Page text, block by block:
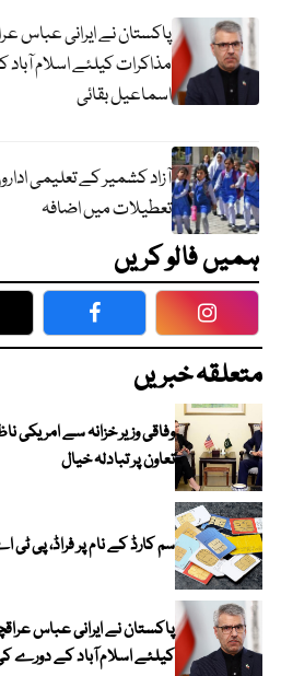
پاکستان نے ایرانی عباس
مذاکرات کیلئے اسلام
اسماعیل بقائی
آزاد کشمیر کے تعلیمی
تعطیلات میں اضافہ
ہمیں فالو کریں
Facebook
متعلقہ خبریں
وفاقی وزیر خزانہ سے امریکی
تعاون پر تبادلہ خیال
سم کارڈ کے نام پر فراڈ، پی ٹی
پاکستان نے ایرانی عباس
کیلئے اسلام آباد کے دورے